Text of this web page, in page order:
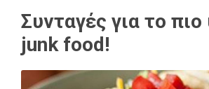
Συνταγές για το πιο
junk food!